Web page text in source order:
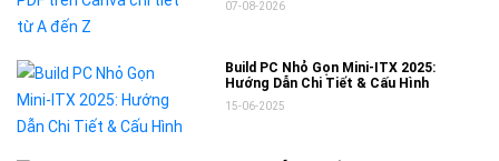
07-08-2026
Build PC Nhỏ Gọn Mini-ITX 2025:
Hướng Dẫn Chi Tiết & Cấu Hình
15-06-2025